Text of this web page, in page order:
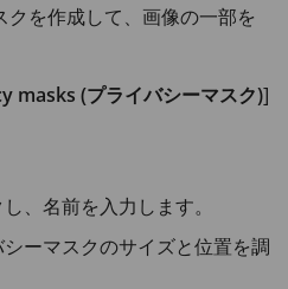
を作成して、画像の一部を
masks (プライバシーマスク)]
、名前を入力します。
ーマスクのサイズと位置を調